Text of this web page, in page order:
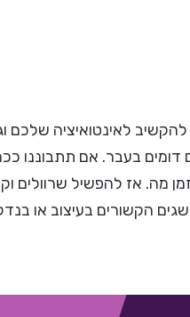
לאינטואיציה שלכם
בעבר. אם תתבוננו
מה. אז להפשיל שרוולים
הקשורים בעיצוב או